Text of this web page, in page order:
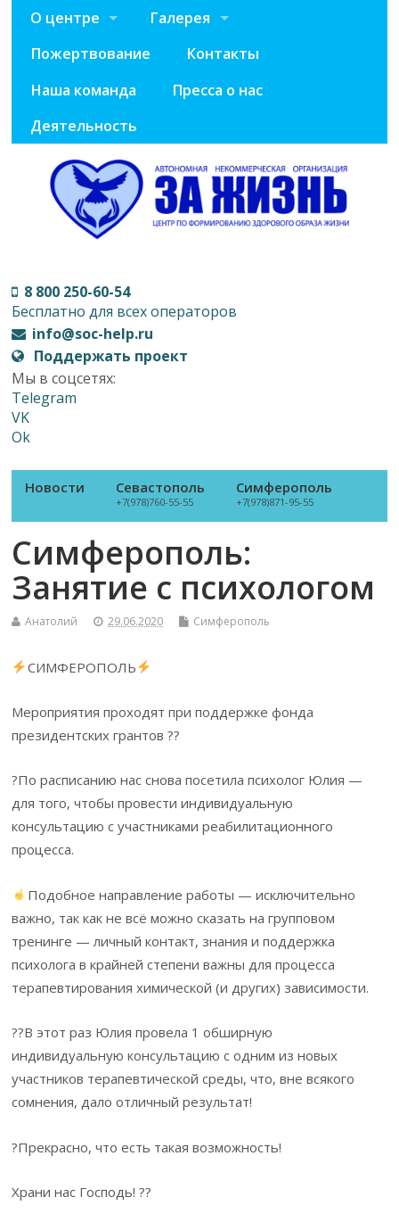
О центре
Галерея
Пожертвование
Контакты
Наша команда
Пресса о нас
Деятельность
8 800 250-60-54
Бесплатно для всех операторов
info@soc-help.ru
Поддержать проект
Мы в соцсетях:
Telegram
VK
Ok
Новости Севастополь
+7(978)760-55-55
Симферополь
+7(978)871-95-55
Симферополь:
Занятие с психологом
Анатолий 29.06.2020 Симферополь
СИМФЕРОПОЛЬ
Мероприятия проходят при поддержке фонда
президентских грантов ??
?По расписанию нас снова посетила психолог Юлия —
для того, чтобы провести индивидуальную
консультацию с участниками реабилитационного
процесса.
Подобное направление работы — исключительно
важно, так как не всё можно сказать на групповом
тренинге — личный контакт, знания и поддержка
психолога в крайней степени важны для процесса
терапевтирования химической (и других) зависимости.
??В этот раз Юлия провела 1 обширную
индивидуальную консультацию с одним из новых
участников терапевтической среды, что, вне всякого
сомнения, дало отличный результат!
?Прекрасно, что есть такая возможность!
Храни нас Господь! ??